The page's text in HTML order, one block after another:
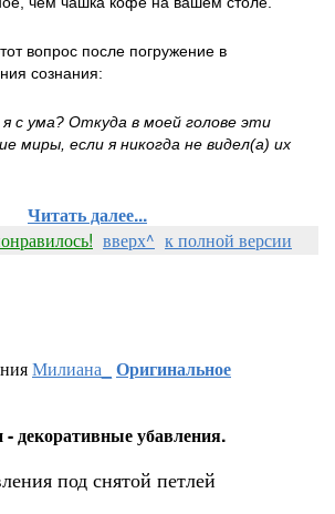
вопрос после погружение в
сознания:
с ума? Откуда в моей голове эти
миры, если я никогда не видел(а) их
Читать далее...
вверх^ к полной версии
Милиана_ Оригинальное
- декоративные убавления.
под снятой петлей